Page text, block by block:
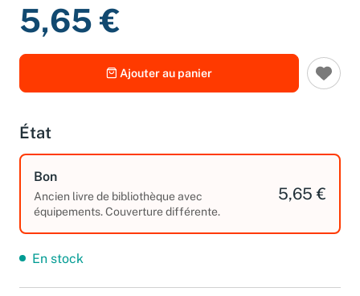
5,65 €
Ajouter au panier
État
Bon
Ancien livre de bibliothèque avec
équipements. Couverture différente.
5,65 €
En stock